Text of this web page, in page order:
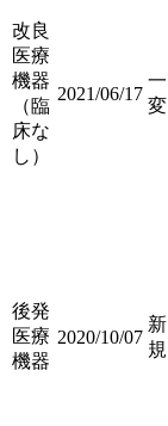
改良
医療
機器
（臨
床な
し）
2021/06/17
一
変
後発
医療
機器
2020/10/07
新
規